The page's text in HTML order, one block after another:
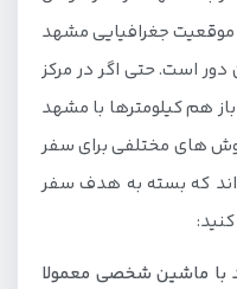
جغرافیایی مشهد
دور است. حتی اگر در مرکز
باز هم کیلومترها با مشهد
های مختلفی برای سفر
که بسته به هدف سفر
ماشین شخصی معمولا